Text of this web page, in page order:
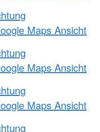
Maps Ansicht
Maps Ansicht
Maps Ansicht